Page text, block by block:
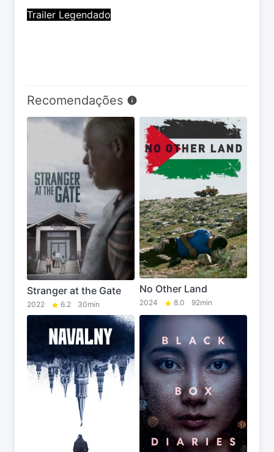
Trailer Legendado
Recomendações
Stranger at the Gate
2022 6.2 30min
No Other Land
2024 8.0 92min